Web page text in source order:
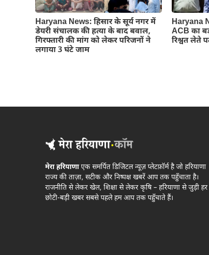
Haryana News: हिसार के सूर्य नगर में
डेयरी संचालक की हत्या के बाद बवाल,
गिरफ्तारी की मांग को लेकर परिजनों ने
लगाया 3 घंटे जाम
Haryana
ACB का
रिश्वत लेते
मेरा हरियाणाएक समर्पित डिजिटल न्यूज़ प्लेटफ़ॉर्म है जो हरियाणा
राज्य की ताज़ा, सटीक और निष्पक्ष खबरें आप तक पहुँचाता है।
राजनीति से लेकर खेल, शिक्षा से लेकर कृषि – हरियाणा से जुड़ी हर
छोटी-बड़ी खबर सबसे पहले हम आप तक पहुँचाते हैं।